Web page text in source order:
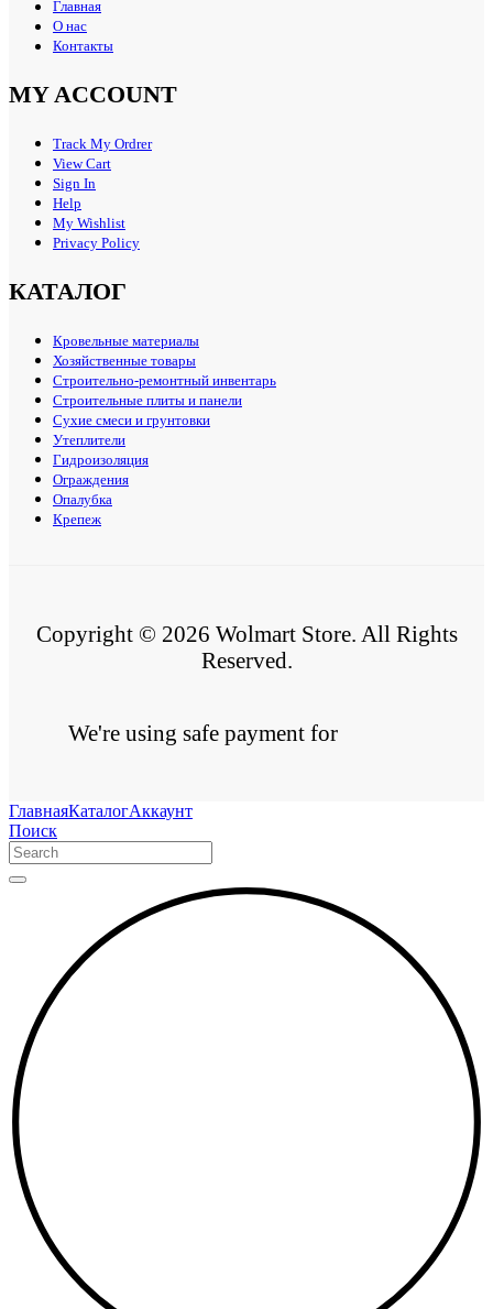
Главная
О нас
Контакты
MY ACCOUNT
Track My Ordrer
View Cart
Sign In
Help
My Wishlist
Privacy Policy
КАТАЛОГ
Кровельные материалы
Хозяйственные товары
Строительно-ремонтный инвентарь
Строительные плиты и панели
Сухие смеси и грунтовки
Утеплители
Гидроизоляция
Ограждения
Опалубка
Крепеж
Copyright © 2026 Wolmart Store. All Rights
Reserved.
We're using safe payment for
ГлавнаяКаталогАккаунт
Поиск